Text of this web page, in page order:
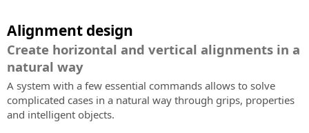
pour
calcul
et
la
compensation
des
formation
universitaire
par
des
connaissances
et
des
Alignment design
Create horizontal and vertical alignments in a
natural way
A system with a few essential commands allows to solve
complicated cases in a natural way through grips, properties
and intelligent objects.